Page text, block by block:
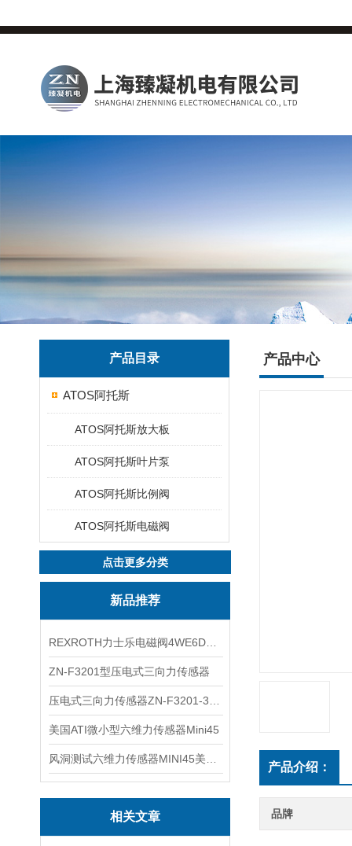
产品目录
ATOS阿托斯
ATOS阿托斯放大板
ATOS阿托斯叶片泵
ATOS阿托斯比例阀
ATOS阿托斯电磁阀
点击更多分类
新品推荐
ZN-F3201型压电式三向力传感器
美国ATI微小型六维力传感器Mini45
相关文章
产品中心
产品介绍：
品牌